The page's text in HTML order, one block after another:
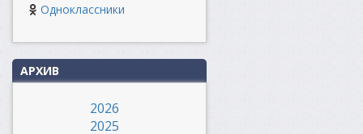
Одноклассники
АРХИВ
2026
2025